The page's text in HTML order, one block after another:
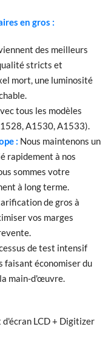
en gros :
des meilleurs
stricts et
mort, une luminosité
tous les modèles
A1530, A1533).
: Nous maintenons un
rapidement à nos
sommes votre
à long terme.
de gros à
vos marges
de test intensif
faisant économiser du
main-d'œuvre.
LCD + Digitizer